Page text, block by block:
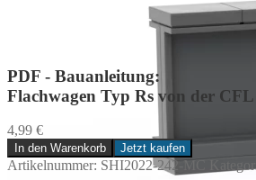
PDF - Bauanleitung:
Flachwagen Typ Rs von der
4,99 €
Flachwagen
Typ
In den Warenkorb Jetzt kaufen
Artikelnummer: SHI2022-242-MC